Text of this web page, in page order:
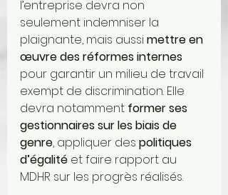
l’entreprise devra non
seulement indemniser la
plaignante, mais aussi mettre en
œuvre des réformes internes
pour garantir un milieu de travail
exempt de discrimination. Elle
devra notamment former ses
gestionnaires sur les biais de
genre, appliquer des politiques
d’égalité et faire rapport au
MDHR sur les progrès réalisés.